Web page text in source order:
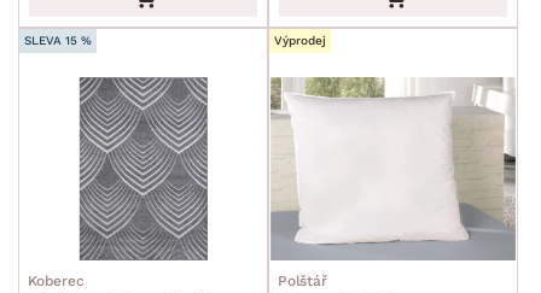
SLEVA 15 %
Koberec
Výprodej
Polštář